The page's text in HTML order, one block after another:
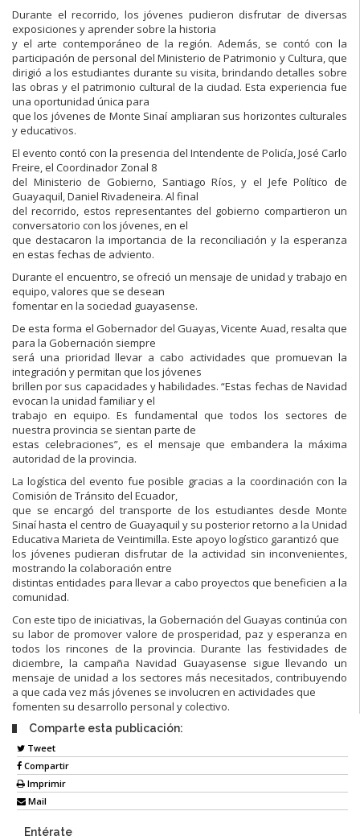
Durante el recorrido, los jóvenes pudieron disfrutar de diversas
exposiciones y aprender sobre la historia
y el arte contemporáneo de la región. Además, se contó con la
participación de personal del Ministerio de Patrimonio y Cultura, que
dirigió a los estudiantes durante su visita, brindando detalles sobre
las obras y el patrimonio cultural de la ciudad. Esta experiencia fue
una oportunidad única para
que los jóvenes de Monte Sinaí ampliaran sus horizontes culturales
y educativos.
El evento contó con la presencia del Intendente de Policía, José Carlo
Freire, el Coordinador Zonal 8
del Ministerio de Gobierno, Santiago Ríos, y el Jefe Político de
Guayaquil, Daniel Rivadeneira. Al final
del recorrido, estos representantes del gobierno compartieron un
conversatorio con los jóvenes, en el
que destacaron la importancia de la reconciliación y la esperanza
en estas fechas de adviento.
Durante el encuentro, se ofreció un mensaje de unidad y trabajo en
equipo, valores que se desean
fomentar en la sociedad guayasense.
De esta forma el Gobernador del Guayas, Vicente Auad, resalta que
para la Gobernación siempre
será una prioridad llevar a cabo actividades que promuevan la
integración y permitan que los jóvenes
brillen por sus capacidades y habilidades. “Estas fechas de Navidad
evocan la unidad familiar y el
trabajo en equipo. Es fundamental que todos los sectores de
nuestra provincia se sientan parte de
estas celebraciones”, es el mensaje que embandera la máxima
autoridad de la provincia.
La logística del evento fue posible gracias a la coordinación con la
Comisión de Tránsito del Ecuador,
que se encargó del transporte de los estudiantes desde Monte
Sinaí hasta el centro de Guayaquil y su posterior retorno a la Unidad
Educativa Marieta de Veintimilla. Este apoyo logístico garantizó que
los jóvenes pudieran disfrutar de la actividad sin inconvenientes,
mostrando la colaboración entre
distintas entidades para llevar a cabo proyectos que beneficien a la
comunidad.
Con este tipo de iniciativas, la Gobernación del Guayas continúa con
su labor de promover valore de prosperidad, paz y esperanza en
todos los rincones de la provincia. Durante las festividades de
diciembre, la campaña Navidad Guayasense sigue llevando un
mensaje de unidad a los sectores más necesitados, contribuyendo
a que cada vez más jóvenes se involucren en actividades que
fomenten su desarrollo personal y colectivo.
Comparte esta publicación:
Tweet
Compartir
Imprimir
Mail
Entérate